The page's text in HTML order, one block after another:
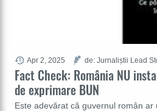
Fact Check: România NU
de exprimare BUN
Este adevărat că guvernul român
Apr 2, 2025 de: Jurnaliștii Lead